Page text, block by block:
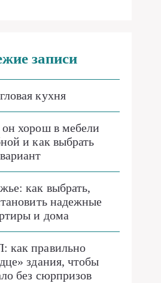
записи
кухня
хорош в мебели
и как выбрать
как выбрать,
надежные
и дома
правильно
здания, чтобы
без сюрпризов